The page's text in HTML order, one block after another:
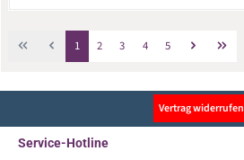
Seite
1 Seite
2 Seite
3 Seite
4 Seite
5
Vertrag widerrufen
Service-Hotline